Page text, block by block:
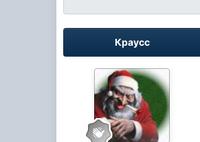
Краусс